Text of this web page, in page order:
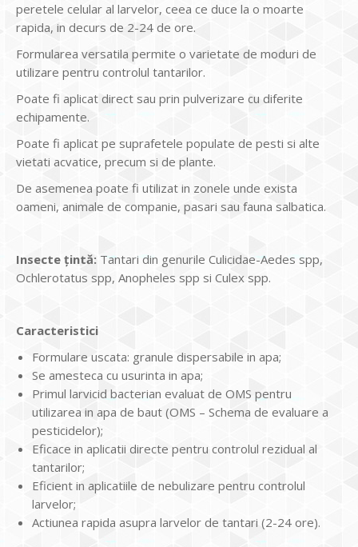
peretele celular al larvelor, ceea ce duce la o moarte
rapida, in decurs de 2-24 de ore.
Formularea versatila permite o varietate de moduri de
utilizare pentru controlul tantarilor.
Poate fi aplicat direct sau prin pulverizare cu diferite
echipamente.
Poate fi aplicat pe suprafetele populate de pesti si alte
vietati acvatice, precum si de plante.
De asemenea poate fi utilizat in zonele unde exista
oameni, animale de companie, pasari sau fauna salbatica.
Insecte țintă: Tantari din genurile Culicidae-Aedes spp,
Ochlerotatus spp, Anopheles spp si Culex spp.
Caracteristici
Formulare uscata: granule dispersabile in apa;
Se amesteca cu usurinta in apa;
Primul larvicid bacterian evaluat de OMS pentru
utilizarea in apa de baut (OMS – Schema de evaluare a
pesticidelor);
Eficace in aplicatii directe pentru controlul rezidual al
tantarilor;
Eficient in aplicatiile de nebulizare pentru controlul
larvelor;
Actiunea rapida asupra larvelor de tantari (2-24 ore).